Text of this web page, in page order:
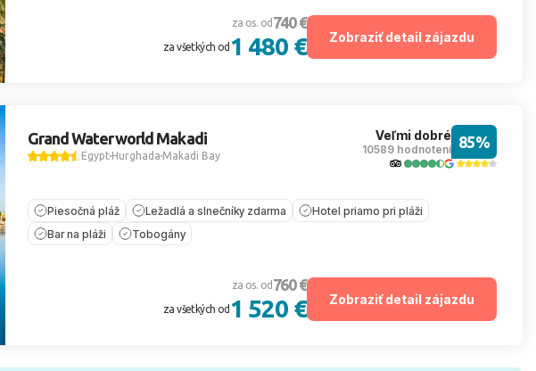
za os. od 740 €
za všetkých od 1 480 € Zobraziť detail zájazdu
Grand Waterworld Makadi
EgyptHurghadaMakadi Bay
Veľmi dobré
10589 hodnotení 85%
Piesočná pláž Ležadlá a slnečníky zdarma
Hotel priamo pri pláži
Bar na pláži
Tobogány
za os. od 760 €
za všetkých od 1 520 € Zobraziť detail zájazdu